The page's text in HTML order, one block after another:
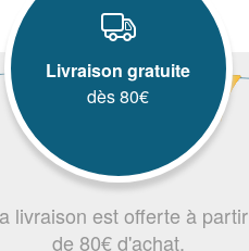
Livraison gratuite
dès 80€
livraison est offerte à partir
de 80€ d'achat.